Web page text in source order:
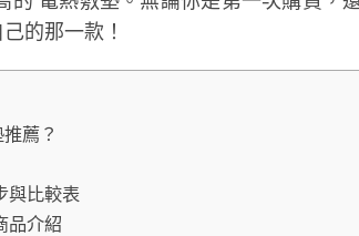
的那一款！
薦？
與比較表
品介紹